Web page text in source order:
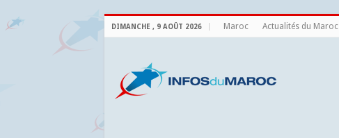
DIMANCHE , 9 AOÛT 2026 Maroc Actualités du Maroc